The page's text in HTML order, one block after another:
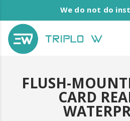
We do not do
FLUSH-
CARD